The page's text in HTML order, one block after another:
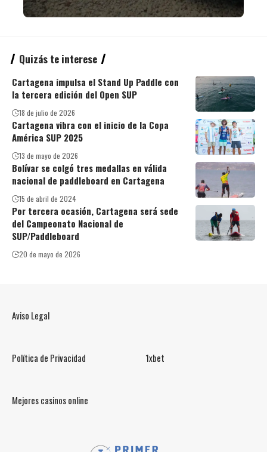
Quizás te interese
Cartagena impulsa el Stand Up Paddle con
la tercera edición del Open SUP
18 de julio de 2026
Cartagena vibra con el inicio de la Copa
América SUP 2025
13 de mayo de 2026
Bolívar se colgó tres medallas en válida
nacional de paddleboard en Cartagena
15 de abril de 2024
Por tercera ocasión, Cartagena será sede
del Campeonato Nacional de
SUP/Paddleboard
20 de mayo de 2026
Aviso Legal
Política de Privacidad 1xbet
Mejores casinos online